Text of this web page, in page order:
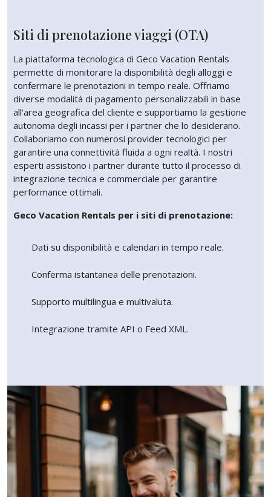
Siti di prenotazione viaggi (OTA)
La piattaforma tecnologica di Geco Vacation Rentals
permette di monitorare la disponibilità degli alloggi e
confermare le prenotazioni in tempo reale. Offriamo
diverse modalità di pagamento personalizzabili in base
all'area geografica del cliente e supportiamo la gestione
autonoma degli incassi per i partner che lo desiderano.
Collaboriamo con numerosi provider tecnologici per
garantire una connettività fluida a ogni realtà. I nostri
esperti assistono i partner durante tutto il processo di
integrazione tecnica e commerciale per garantire
performance ottimali.
Geco Vacation Rentals per i siti di prenotazione:
Dati su disponibilità e calendari in tempo reale.
Conferma istantanea delle prenotazioni.
Supporto multilingua e multivaluta.
Integrazione tramite API o Feed XML.